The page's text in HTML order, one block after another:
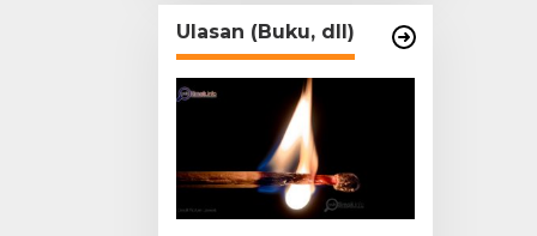
Ulasan (Buku, dll)